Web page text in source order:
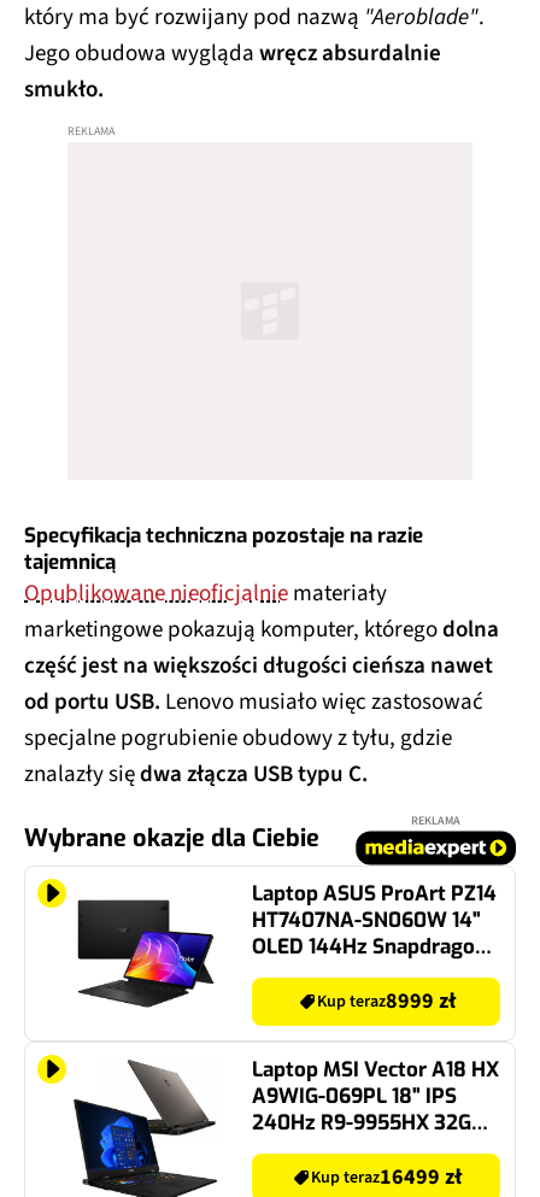
który ma być rozwijany pod nazwą "Aeroblade".
Jego obudowa wyglądawręcz absurdalnie
smukło.
Specyfikacja techniczna pozostaje na razie
tajemnicą
Opublikowane nieoficjalniemateriały
marketingowe pokazują komputer, któregodolna
część jest na większości długości cieńsza nawet
od portu USB. Lenovo musiało więc zastosować
specjalne pogrubienie obudowy z tyłu, gdzie
znalazły siędwa złącza USB typu C.
Wybrane okazje dla Ciebie
REKLAMA
Laptop ASUS ProArt PZ14
HT7407NA-SN060W 14"
OLED 144Hz Snapdragon
X2 Elite X2E-88-100 16GB
RAM 512GB SSD Windows
11 Home, Funkcje AI
Kup teraz8999 zł
Laptop MSI Vector A18 HX
A9WIG-069PL 18" IPS
240Hz R9-9955HX 32GB
RAM 2TB SSD GeForce
RTX5080 DLSS 4
Kup teraz16499 zł